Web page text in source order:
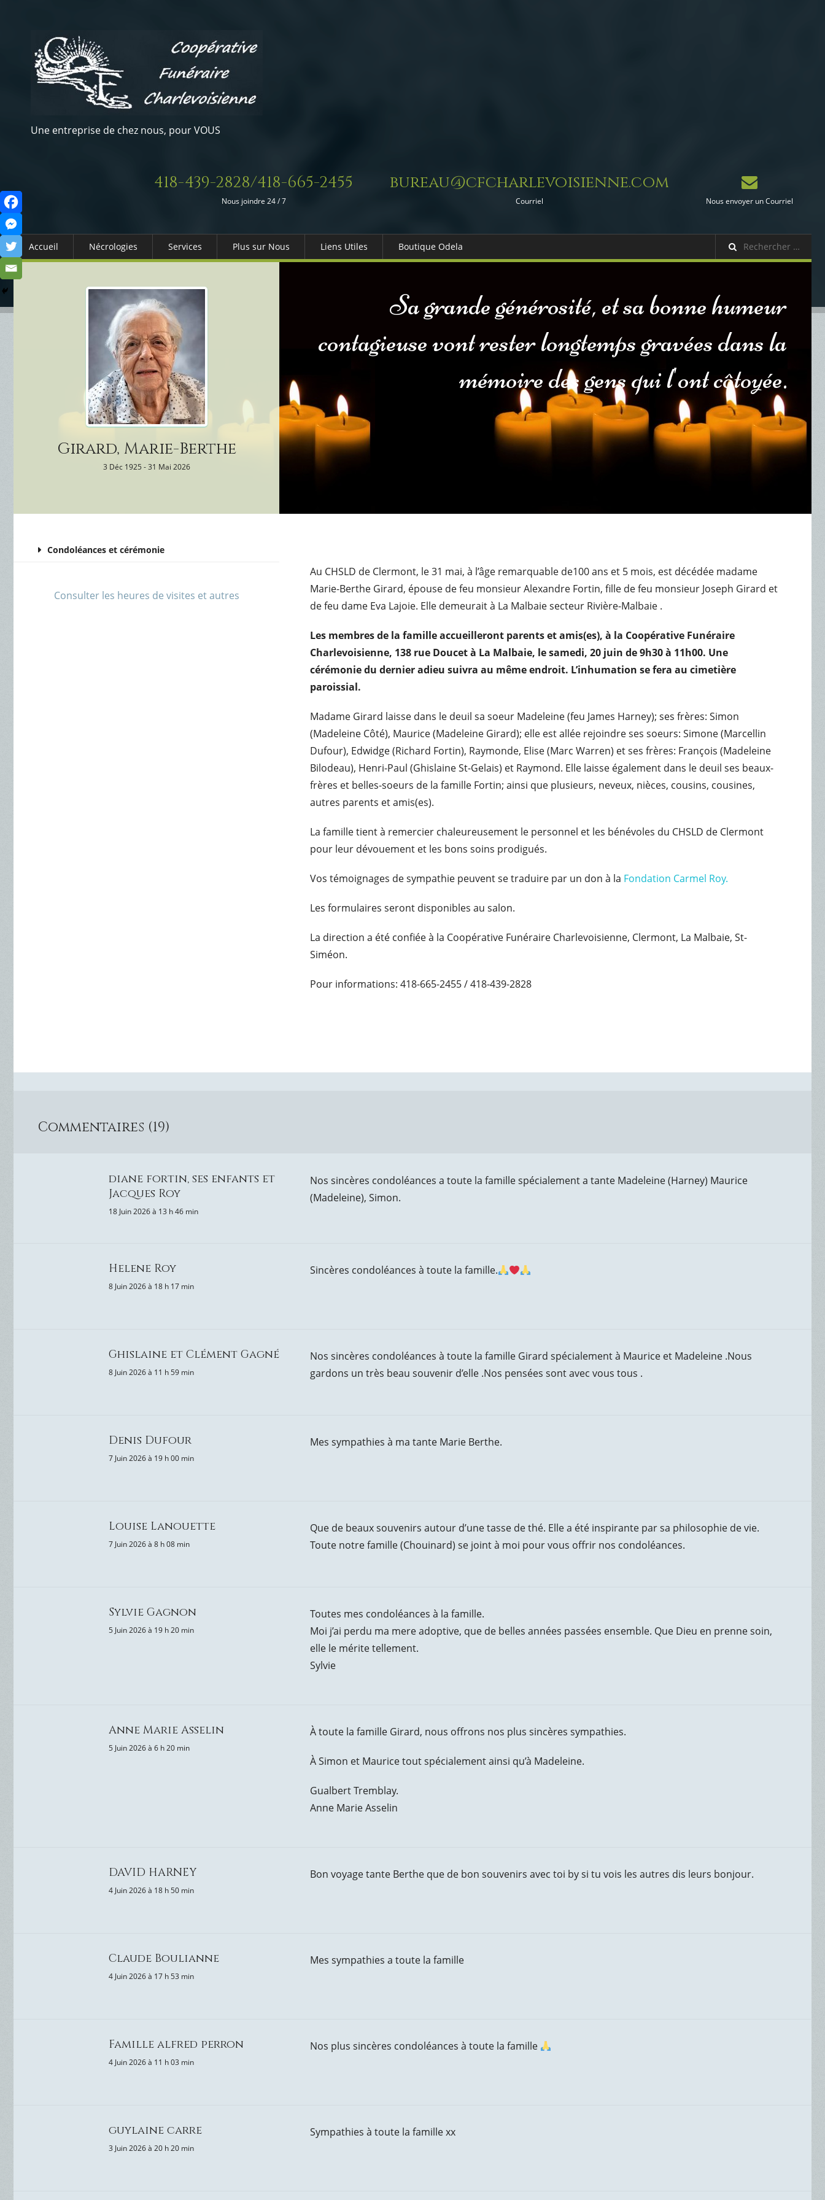
Une entreprise de chez nous, pour VOUS
418-439-2828/418-665-2455
Nous joindre 24 / 7
bureau@cfcharlevoisienne.com
Courriel Nous envoyer un Courriel
Accueil Nécrologies Services
Columbarium
Services Funéraires
Plus sur Nous Liens Utiles
Services Gouv. et Autres
Fleuristes
Boutique Odela
Girard, Marie-Berthe
3 Déc 1925 - 31 Mai 2026
Sa grande générosité, et sa bonne humeur
contagieuse vont rester longtemps gravées dans la
mémoire des gens qui l'ont côtoyée.
Condoléances et cérémonie
Consulter les heures de visites et autres
Au CHSLD de Clermont, le 31 mai, à l’âge remarquable de100 ans et 5 mois, est décédée madame
Marie-Berthe Girard, épouse de feu monsieur Alexandre Fortin, fille de feu monsieur Joseph Girard et
de feu dame Eva Lajoie. Elle demeurait à La Malbaie secteur Rivière-Malbaie .
Les membres de la famille accueilleront parents et amis(es), à la Coopérative Funéraire
Charlevoisienne, 138 rue Doucet à La Malbaie, le samedi,20 juin de 9h30 à 11h00. Une
cérémonie du dernier adieu suivra au même endroit. L’inhumation se fera au cimetière
paroissial.
Madame Girard laisse dans le deuil sa soeur Madeleine (feu James Harney); ses frères: Simon
(Madeleine Côté), Maurice (Madeleine Girard); elle est allée rejoindre ses soeurs: Simone (Marcellin
Dufour), Edwidge (Richard Fortin), Raymonde, Elise (Marc Warren) et ses frères: François (Madeleine
Bilodeau), Henri-Paul (Ghislaine St-Gelais) et Raymond. Elle laisse également dans le deuil ses beaux-
frères et belles-soeurs de la famille Fortin; ainsi que plusieurs, neveux, nièces, cousins, cousines,
autres parents et amis(es).
La famille tient à remercier chaleureusement le personnel et les bénévoles du CHSLD de Clermont
pour leur dévouement et les bons soins prodigués.
Vos témoignages de sympathie peuvent se traduire par un don à la Fondation Carmel Roy.
Les formulaires seront disponibles au salon.
La direction a été confiée à la Coopérative Funéraire Charlevoisienne, Clermont, La Malbaie, St-
Siméon.
Pour informations: 418-665-2455 / 418-439-2828
Commentaires (19)
diane fortin, ses enfants et
Jacques Roy
18 Juin 2026 à 13 h 46 min
Nos sincères condoléances a toute la famille spécialement a tante Madeleine (Harney) Maurice
(Madeleine), Simon.
Helene Roy
8 Juin 2026 à 18 h 17 min
Sincères condoléances à toute la famille.
Ghislaine et Clément Gagné
8 Juin 2026 à 11 h 59 min
Nos sincères condoléances à toute la famille Girard spécialement à Maurice et Madeleine .Nous
gardons un très beau souvenir d’elle .Nos pensées sont avec vous tous .
Denis Dufour
7 Juin 2026 à 19 h 00 min
Mes sympathies à ma tante Marie Berthe.
Louise Lanouette
7 Juin 2026 à 8 h 08 min
Que de beaux souvenirs autour d’une tasse de thé. Elle a été inspirante par sa philosophie de vie.
Toute notre famille (Chouinard) se joint à moi pour vous offrir nos condoléances.
Sylvie Gagnon
5 Juin 2026 à 19 h 20 min
Toutes mes condoléances à la famille.
Moi j’ai perdu ma mere adoptive, que de belles années passées ensemble. Que Dieu en prenne soin,
elle le mérite tellement.
Sylvie
Anne Marie Asselin
5 Juin 2026 à 6 h 20 min
À toute la famille Girard, nous offrons nos plus sincères sympathies.
À Simon et Maurice tout spécialement ainsi qu’à Madeleine.
Gualbert Tremblay.
Anne Marie Asselin
DAVID HARNEY
4 Juin 2026 à 18 h 50 min
Bon voyage tante Berthe que de bon souvenirs avec toi by si tu vois les autres dis leurs bonjour.
Claude Boulianne
4 Juin 2026 à 17 h 53 min
Mes sympathies a toute la famille
Famille alfred perron
4 Juin 2026 à 11 h 03 min
Nos plus sincères condoléances à toute la famille
guylaine carre
3 Juin 2026 à 20 h 20 min
Sympathies à toute la famille xx